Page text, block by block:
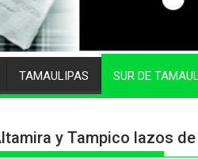
TAMAULIPAS SUR DE
y Tampico lazos